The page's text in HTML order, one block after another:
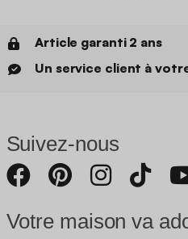
Article garanti 2 ans
Un service client à
Suivez-nous
Votre maison va